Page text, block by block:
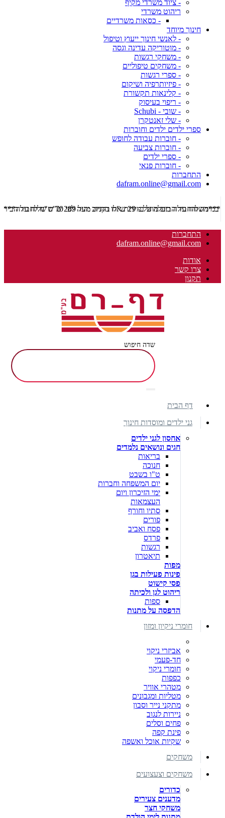
- ציוד משרדי מקיף
ריהוט משרדי
- כסאות משרדיים
חינוך מיוחד
- לאנשי חינוך ייעוץ וטיפול
- מוטוריקה עדינה וגסה
- משחקי רגשות
- משחקים טיפוליים
- ספרי רגשות
- פיזיותרפיה ושיקום
- קלינאות תקשורת
- ריפוי בעיסוק
- שובי - Schubi
- שלי זאנטקרן
ספרי ילדים ילדים וחוברות
- חוברות עבודה לחופש
- חוברות צביעה
- ספרי ילדים
- חוברות פנאי
התחברות
dafram.online@gmail.com
***משלוח עד הבית מוזל ב- 29 ש"ח בקניה מעל 289 ש"ח שליח עד הבית ***
התחברות
dafram.online@gmail.com
אודות
צרו קשר
תקנון
שדה חיפוש
דף הבית
גני ילדים ומוסדות חינוך
אחסון לגני ילדים
חגים ונושאים נלמדים
בריאות
חנוכה
ט"ו בשבט
יום המשפחה וחברות
ימי הזיכרון ויום
העצמאות
סתיו וחורף
פורים
פסח ואביב
פרדס
רגשות
תיאטרון
מפות
פינות פעילות בגן
פסי קישוט
ריהוט לגן ולכיתה
ספות
הדפסה על מתנות
חומרי ניקיון ומזון
אביזרי ניקוי
חד-פעמי
חומרי ניקוי
כפפות
מטהרי אוויר
מטליות ומגבונים
מתקני נייר וסבון
ניירות לנגוב
פחים וסלים
פינת קפה
שקיות אוכל ואשפה
משחקים
משחקים וצעצועים
כדורים
מדענים צעירים
משחקי חצר